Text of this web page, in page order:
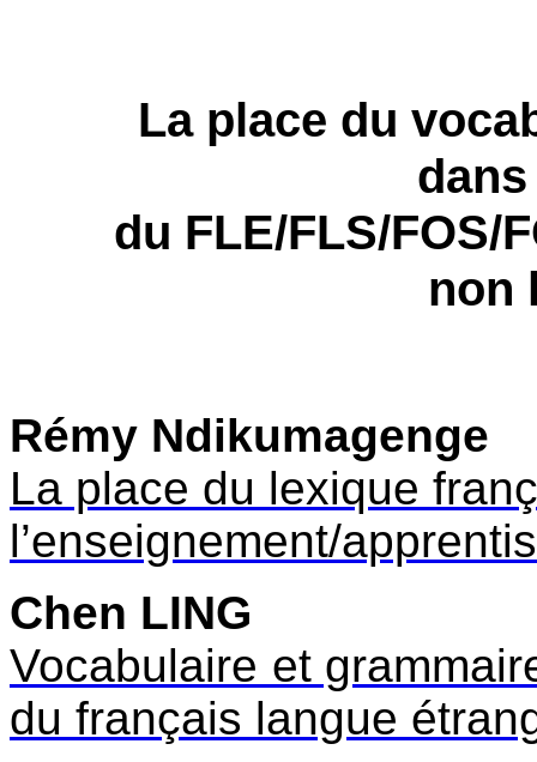
La place du
du FLE/FLS/FOS/
non
Rémy Ndikumagenge
La place du lexique
l’enseignement/
Chen LING
Vocabulaire et
du français langue